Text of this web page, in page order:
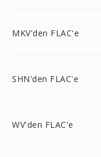
MKV'den FLAC'e
SHN'den FLAC'e
WV'den FLAC'e